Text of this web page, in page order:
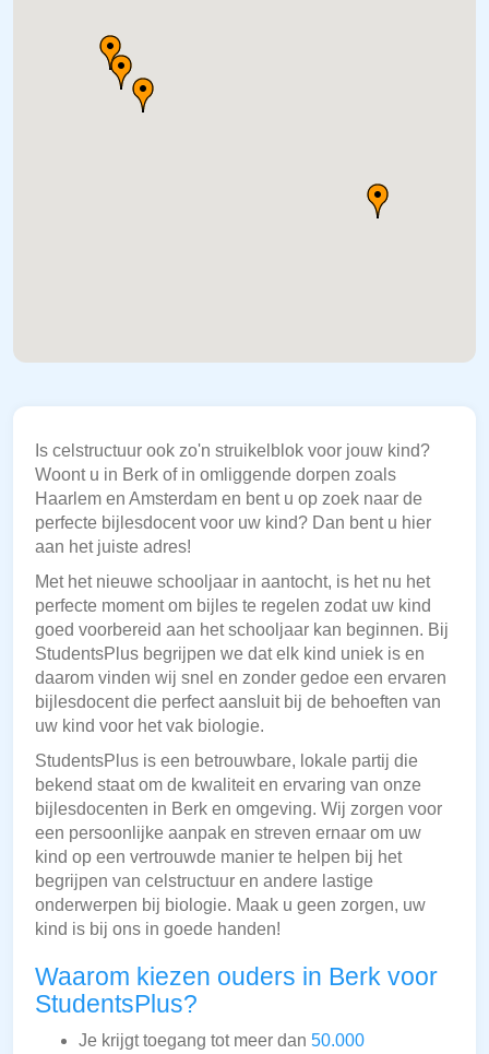
Is celstructuur ook zo'n struikelblok voor jouw kind?
Woont u in Berk of in omliggende dorpen zoals
Haarlem en Amsterdam en bent u op zoek naar de
perfecte bijlesdocent voor uw kind? Dan bent u hier
aan het juiste adres!
Met het nieuwe schooljaar in aantocht, is het nu het
perfecte moment om bijles te regelen zodat uw kind
goed voorbereid aan het schooljaar kan beginnen. Bij
StudentsPlus begrijpen we dat elk kind uniek is en
daarom vinden wij snel en zonder gedoe een ervaren
bijlesdocent die perfect aansluit bij de behoeften van
uw kind voor het vak biologie.
StudentsPlus is een betrouwbare, lokale partij die
bekend staat om de kwaliteit en ervaring van onze
bijlesdocenten in Berk en omgeving. Wij zorgen voor
een persoonlijke aanpak en streven ernaar om uw
kind op een vertrouwde manier te helpen bij het
begrijpen van celstructuur en andere lastige
onderwerpen bij biologie. Maak u geen zorgen, uw
kind is bij ons in goede handen!
Waarom kiezen ouders in Berk voor
StudentsPlus?
Je krijgt toegang tot meer dan 50.000